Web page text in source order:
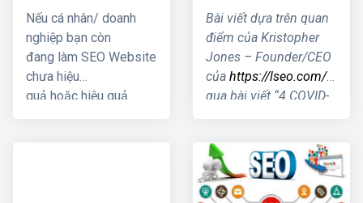
quả nhất 2021
Nếu cá nhân/ doanh
nghiệp bạn còn
đang làm SEO Website
chưa hiệu
quả hoặc hiệu quả
hưởng tới SEO như
thế nào?
Bài viết dựa trên quan
điểm của Kristopher
Jones – Founder/CEO
củahttps://lseo.com/thông
qua bài viết “4 COVID-
SEO”- Xu hướng tìm
kiếm thời kỳ COVID
ảnh hưởng tới SEO